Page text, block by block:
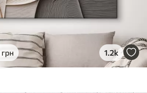
грн 1.2k